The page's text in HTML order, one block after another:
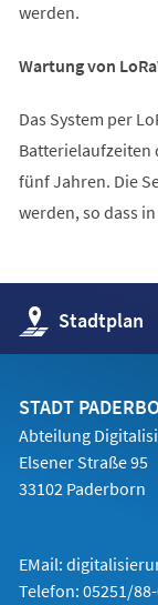
werden.
Wartung von
Das System per
Batterielaufzeiten
fünf Jahren. Die
werden, so dass
Stadtplan
(Öffnet
in
einem
Tab)
STADT
Abteilung
Elsener Straße 95
33102 Paderborn
EMail:
Telefon: 05251/